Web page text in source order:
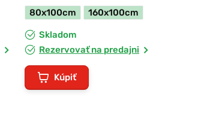
80x100cm
160x100cm
Skladom
Rezervovať na predajni
Kúpiť